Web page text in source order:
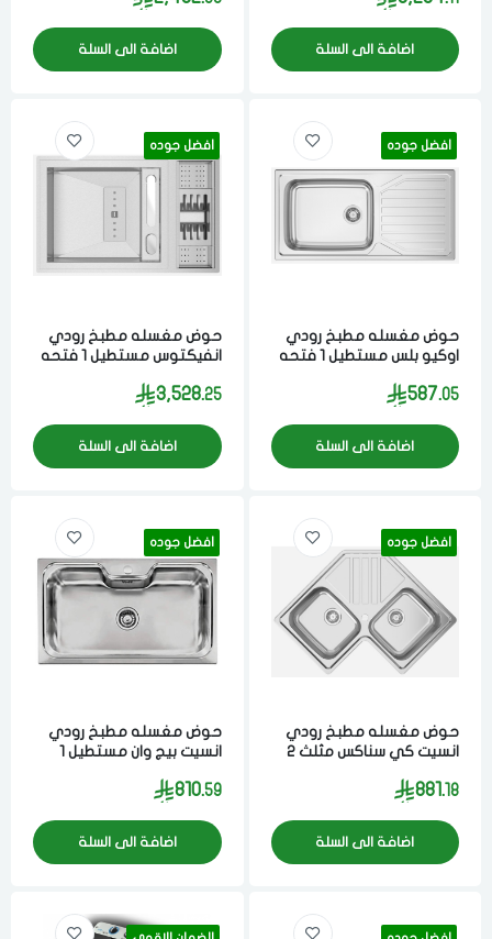
برتغالي
اضافة الى السلة اضافة الى السلة
افضل جوده
حوض مغسله مطبخ رودي
اوكيو بلس مستطيل 1 فتحه
مواد عاليه الجوده ستيل
587.05
اضافة الى السلة
افضل جوده
حوض مغسله مطبخ رودي
انفيكتوس مستطيل 1 فتحه
مصنوع من مواد عاليه
3,528.25
اضافة الى السلة
افضل جوده
حوض مغسله مطبخ رودي
انسيت كي سناكس مثلث 2
من مواد عاليه الجوده ستيل
881.18
اضافة الى السلة
افضل جوده
حوض مغسله مطبخ رودي
انسيت بيج وان مستطيل 1
مواد عاليه الجوده ستيل
810.59
اضافة الى السلة